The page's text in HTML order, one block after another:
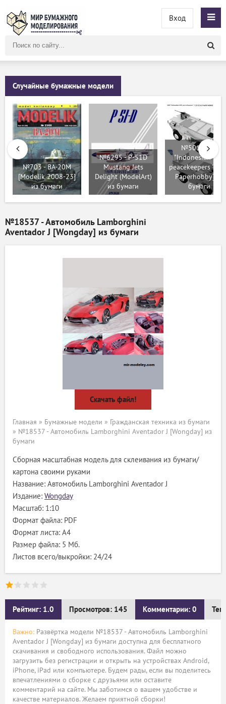
сайту
Вход
Случайные бумажные модели
№703 - BA-20M
[Modelik 2008-23]
из бумаги
№6295 - P-51D
Mustang Jets
Delight (ModelArt)
из бумаги
№501 - VAB
"Indonesian U.N.
peacekeepers "
Paperhobby] из
бумаги
№18537 - Автомобиль Lamborghini
Aventador J [Wongday] из бумаги
Скачать файл!
Главная » Бумажные модели » Гражданская техника из бумаги
» №18537 - Автомобиль Lamborghini Aventador J [Wongday] из
бумаги
Сборная масштабная модель для склеивания из бумаги/
картона своими руками
Название: Автомобиль Lamborghini Aventador J
Издание: Wongday
Масштаб: 1:10
Формат файла: PDF
Формат листа: А4
Размер файла: 5 Мб.
Листов всего/выкройки: 24/24
Рейтинг: 1.0 Просмотров: 145 Комментарии: 0
Важно: Развёртка модели №18537 - Автомобиль Lamborghini
Aventador J [Wongday] из бумаги доступна для бесплатного
скачивания и свободного использования. Файл можно
загрузить без регистрации и открыть на устройствах Android,
iPhone, iPad или компьютере. Будем рады, если вы поделитесь
впечатлениями о сборке с друзьями или оставите
комментарий на сайте. Мы заботимся о вашем удобстве и
качестве материалов. Желаем приятной сборки!